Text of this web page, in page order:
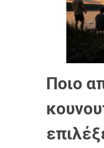
Ποιο